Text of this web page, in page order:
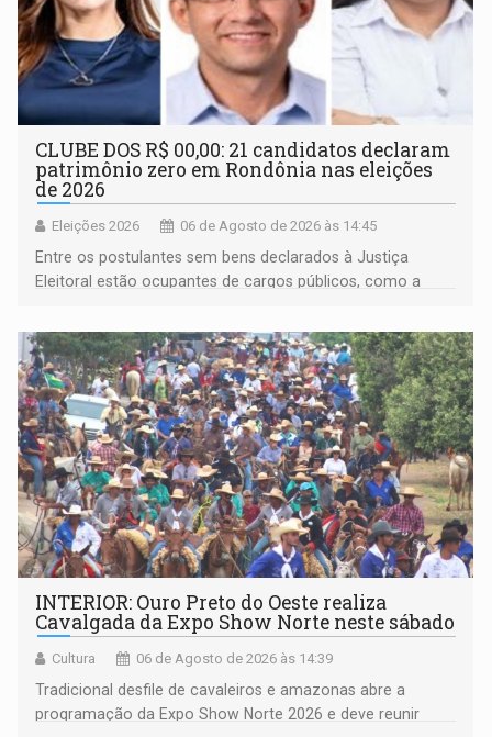
CLUBE DOS R$ 00,00: 21 candidatos declaram
patrimônio zero em Rondônia nas eleições
de 2026
Eleições 2026 06 de Agosto de 2026 às 14:45
Entre os postulantes sem bens declarados à Justiça
Eleitoral estão ocupantes de cargos públicos, como a
Pedro Geovar (PP) e a vice-prefeita Magna dos Anjos
(NOVO)
INTERIOR: Ouro Preto do Oeste realiza
Cavalgada da Expo Show Norte neste sábado
Cultura 06 de Agosto de 2026 às 14:39
Tradicional desfile de cavaleiros e amazonas abre a
programação da Expo Show Norte 2026 e deve reunir